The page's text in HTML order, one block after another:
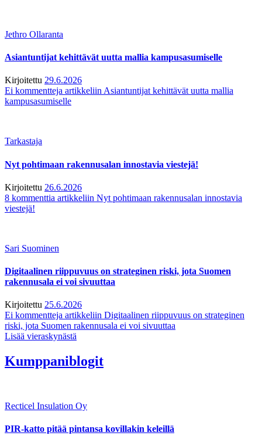
Jethro Ollaranta
Asiantuntijat kehittävät uutta mallia kampusasumiselle
Kirjoitettu 29.6.2026
Ei kommentteja artikkeliin Asiantuntijat kehittävät uutta mallia
kampusasumiselle
Tarkastaja
Nyt pohtimaan rakennusalan innostavia viestejä!
Kirjoitettu 26.6.2026
8 kommenttia artikkeliin Nyt pohtimaan rakennusalan innostavia
viestejä!
Sari Suominen
Digitaalinen riippuvuus on strateginen riski, jota Suomen
rakennusala ei voi sivuuttaa
Kirjoitettu 25.6.2026
Ei kommentteja artikkeliin Digitaalinen riippuvuus on strateginen
riski, jota Suomen rakennusala ei voi sivuuttaa
Lisää vieraskynästä
Kumppaniblogit
Recticel Insulation Oy
PIR-katto pitää pintansa kovillakin keleillä